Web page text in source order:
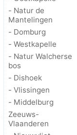
- Natur de
Mantelingen
- Domburg
- Westkapelle
- Natur Walcherse
bos
- Dishoek
- Vlissingen
- Middelburg
Zeeuws-
Vlaanderen